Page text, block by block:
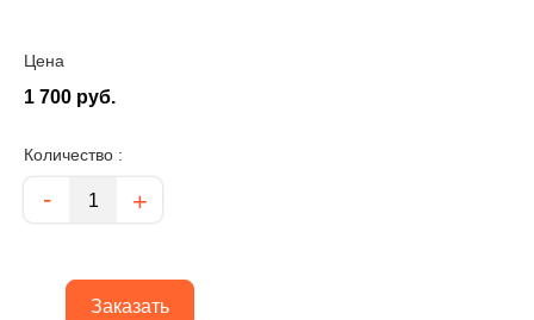
Цена
1 700 руб.
Количество :
Количество
- +
Заказать